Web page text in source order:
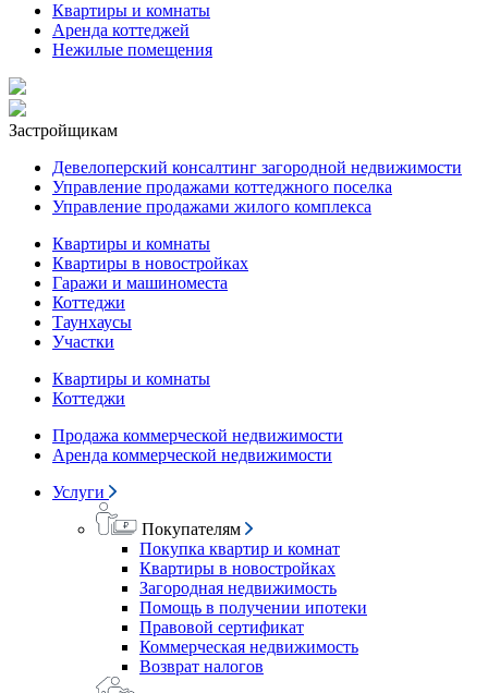
Квартиры и комнаты
Аренда коттеджей
Нежилые помещения
Застройщикам
Девелоперский консалтинг загородной недвижимости
Управление продажами коттеджного поселка
Управление продажами жилого комплекса
Квартиры и комнаты
Квартиры в новостройках
Гаражи и машиноместа
Коттеджи
Таунхаусы
Участки
Квартиры и комнаты
Коттеджи
Продажа коммерческой недвижимости
Аренда коммерческой недвижимости
Услуги
Покупателям
Покупка квартир и комнат
Квартиры в новостройках
Загородная недвижимость
Помощь в получении ипотеки
Правовой сертификат
Коммерческая недвижимость
Возврат налогов